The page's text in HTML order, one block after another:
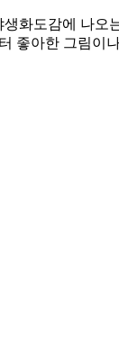
화도감에 나
좋아한 그림이